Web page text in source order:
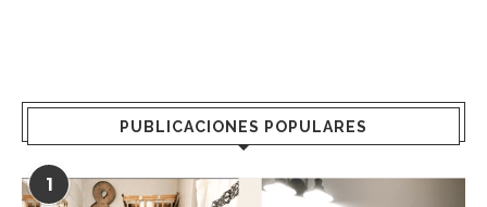
PUBLICACIONES POPULARES
1